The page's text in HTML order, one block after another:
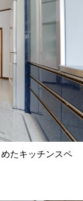
たキッチンスペ